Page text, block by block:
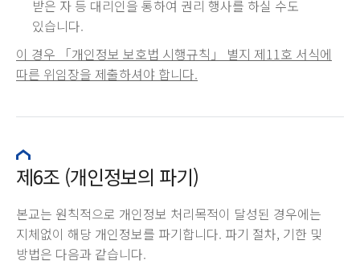
받은 자 등 대리인을 통하여 권리 행사를 하실 수도
있습니다.
이 경우 「개인정보 보호법 시행규칙」 별지 제11호 서식에
따른 위임장을 제출하셔야 합니다.
제6조 (개인정보의 파기)
본교는 원칙적으로 개인정보 처리목적이 달성된 경우에는
지체없이 해당 개인정보를 파기합니다. 파기 절차, 기한 및
방법은 다음과 같습니다.